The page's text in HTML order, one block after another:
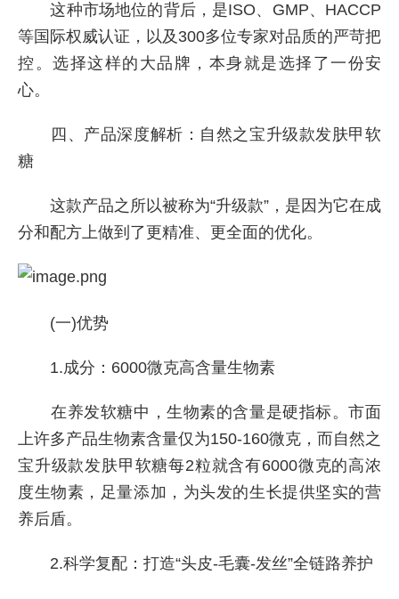
这种市场地位的背后，是ISO、GMP、HACCP
等国际权威认证，以及300多位专家对品质的严苛把
控。选择这样的大品牌，本身就是选择了一份安
心。
四、产品深度解析：自然之宝升级款发肤甲软
糖
这款产品之所以被称为“升级款”，是因为它在成
分和配方上做到了更精准、更全面的优化。
(一)优势
1.成分：6000微克高含量生物素
在养发软糖中，生物素的含量是硬指标。市面
上许多产品生物素含量仅为150-160微克，而自然之
宝升级款发肤甲软糖每2粒就含有6000微克的高浓
度生物素，足量添加，为头发的生长提供坚实的营
养后盾。
2.科学复配：打造“头皮-毛囊-发丝”全链路养护